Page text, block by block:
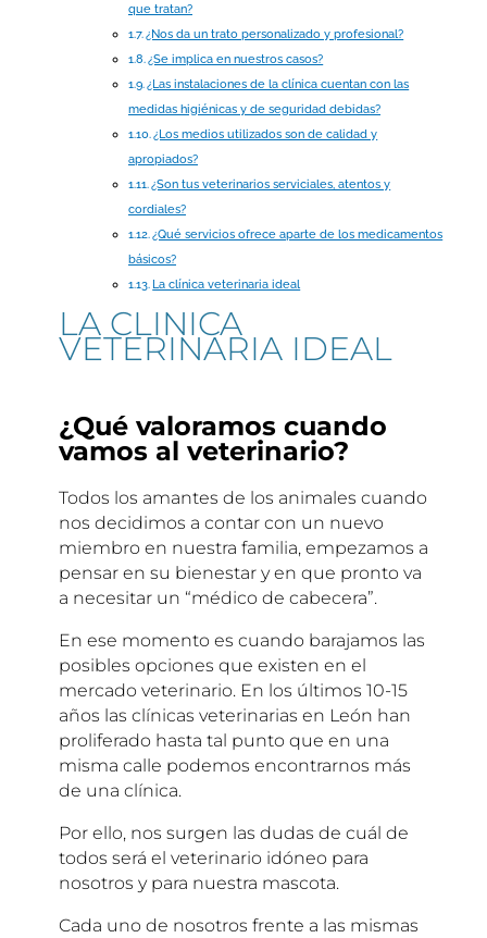
que tratan?
¿Nos da un trato personalizado y profesional?
¿Se implica en nuestros casos?
¿Las instalaciones de la clínica cuentan con las
medidas higiénicas y de seguridad debidas?
¿Los medios utilizados son de calidad y
apropiados?
¿Son tus veterinarios serviciales, atentos y
cordiales?
¿Qué servicios ofrece aparte de los medicamentos
básicos?
La clínica veterinaria ideal
LA CLINICA
VETERINARIA IDEAL
¿Qué valoramos cuando
vamos al veterinario?
Todos los amantes de los animales cuando
nos decidimos a contar con un nuevo
miembro en nuestra familia, empezamos a
pensar en su bienestar y en que pronto va
a necesitar un “médico de cabecera”.
En ese momento es cuando barajamos las
posibles opciones que existen en el
mercado veterinario. En los últimos 10-15
años las clínicas veterinarias en León han
proliferado hasta tal punto que en una
misma calle podemos encontrarnos más
de una clínica.
Por ello, nos surgen las dudas de cuál de
todos será el veterinario idóneo para
nosotros y para nuestra mascota.
Cada uno de nosotros frente a las mismas